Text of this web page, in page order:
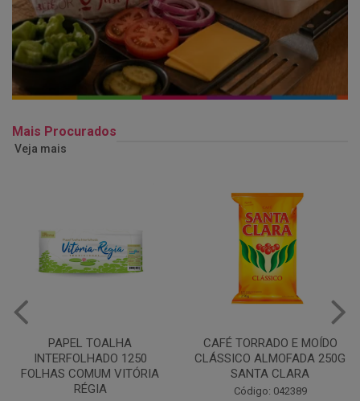
Mais Procurados
Veja mais
CAFÉ TORRADO E MOÍDO
CLÁSSICO ALMOFADA 250G
SANTA CLARA
Código: 042389
Copo Plástico Branco 180ml
Pacote c/100 - Cristalcopo
Código: 031413